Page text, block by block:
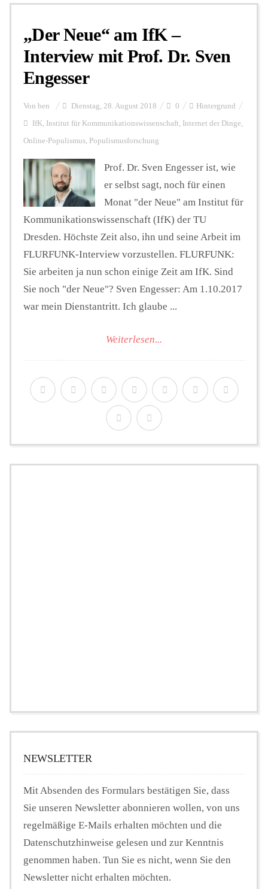
Personalien
FUNKTURM-Beiträge
Podcast
Seminare
Unterstützen
„Der Neue“ am IfK –
Interview mit Prof. Dr. Sven
Engesser
Von ben Dienstag, 28. August 2018 0 Hintergrund
IfK, Institut für Kommunikationswissenschaft, Internet der Dinge,
Online-Populismus, Populismusforschung
Prof. Dr. Sven Engesser ist, wie
er selbst sagt, noch für einen
Monat "der Neue" am Institut für
Kommunikationswissenschaft (IfK) der TU
Dresden. Höchste Zeit also, ihn und seine Arbeit im
FLURFUNK-Interview vorzustellen. FLURFUNK:
Sie arbeiten ja nun schon einige Zeit am IfK. Sind
Sie noch "der Neue"? Sven Engesser: Am 1.10.2017
war mein Dienstantritt. Ich glaube ...
Weiterlesen...
NEWSLETTER
Mit Absenden des Formulars bestätigen Sie, dass
Sie unseren Newsletter abonnieren wollen, von uns
regelmäßige E-Mails erhalten möchten und die
Datenschutzhinweise gelesen und zur Kenntnis
genommen haben. Tun Sie es nicht, wenn Sie den
Newsletter nicht erhalten möchten.